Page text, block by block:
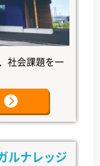
社会課題を一
ルナレッジ